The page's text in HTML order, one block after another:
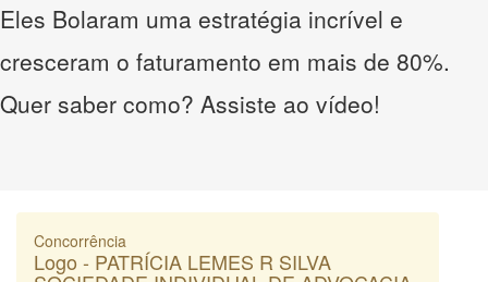
Eles Bolaram uma estratégia incrível e
cresceram o faturamento em mais de 80%.
Quer saber como? Assiste ao vídeo!
Concorrência
Logo - PATRÍCIA LEMES R SILVA